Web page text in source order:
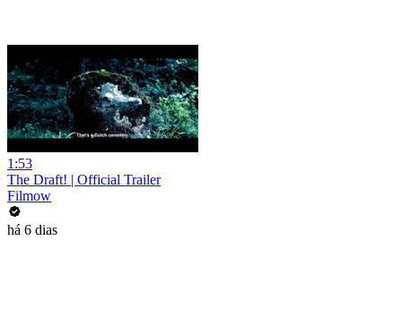
1:53
The Draft! | Official Trailer
Filmow
há 6 dias